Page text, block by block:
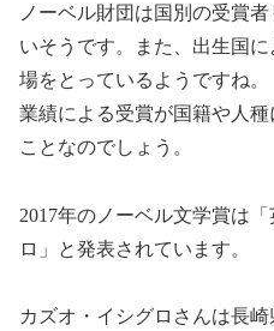
ノーベル財団は国別の受賞
いそうです。また、出生国
場をとっているようですね。
業績による受賞が国籍や人
ことなのでしょう。
2017年のノーベル文学賞は
ロ」と発表されています。
カズオ・イシグロさんは長